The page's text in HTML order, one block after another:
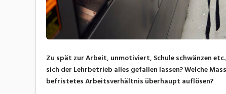
Zu spät zur Arbeit, unmotiviert, Schule schwänzen
sich der Lehrbetrieb alles gefallen lassen? Welche
befristetes Arbeitsverhältnis überhaupt auflösen?